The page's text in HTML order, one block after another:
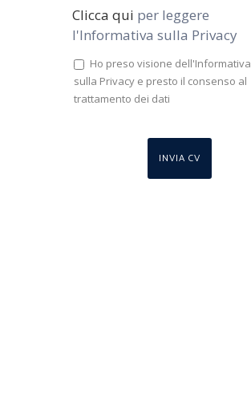
Clicca qui per leggere
l'Informativa sulla Privacy
Ho preso visione dell'Informativa
sulla Privacy e presto il consenso al
trattamento dei dati